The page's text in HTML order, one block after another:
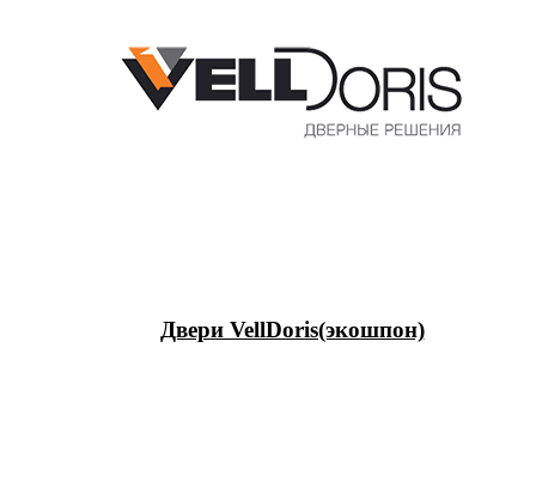
Двери VellDoris(экошпон)